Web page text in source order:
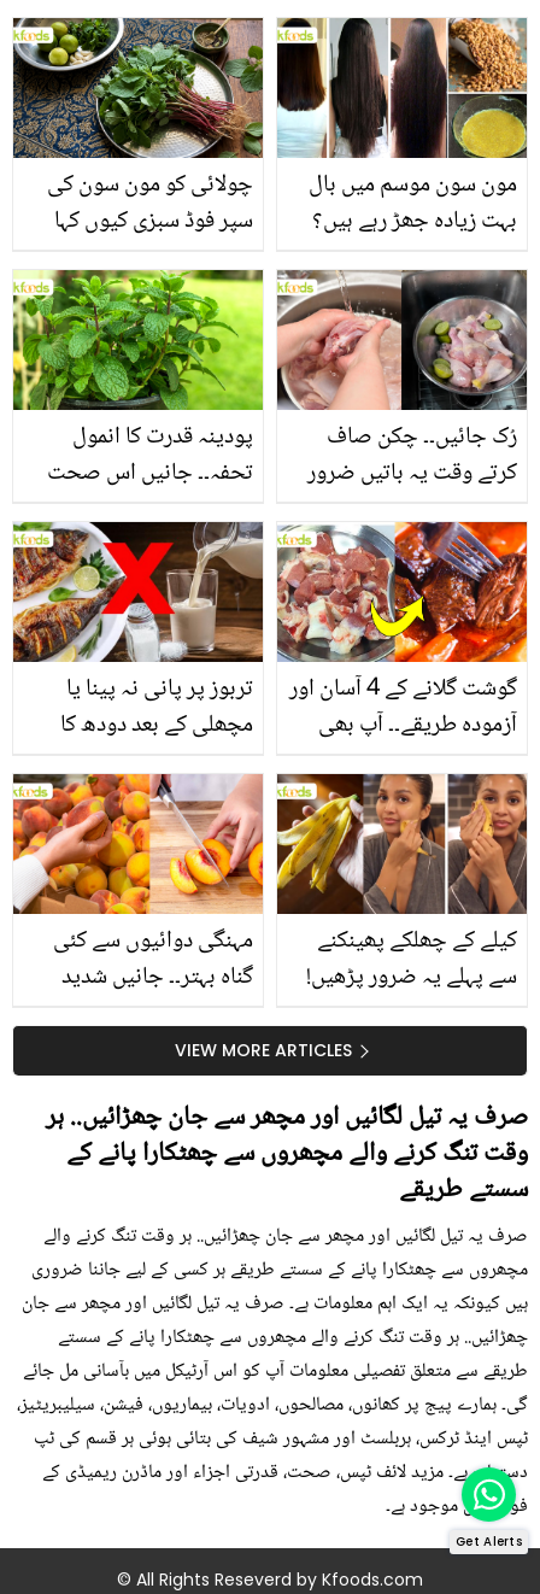
چولائی کو مون سون کی
سپر فوڈ سبزی کیوں کہا
منرلز اور اینٹی آکسیڈنٹس
سے بھرپور اس سبزی کے
فائدے
مون سون موسم میں بال
بہت زیادہ جھڑ رہے ہیں؟
بنانے کے چند قدرتی طریقے
پودینہ قدرت کا انمول
تحفہ۔۔ جانیں اس صحت
انگیز طبی فوائد
رُک جائیں۔۔ چکن صاف
کرتے وقت یہ باتیں ضرور
تربوز پر پانی نہ پینا یا
مچھلی کے بعد دودھ کا
سے متعلق غلط فہمیوں کی
حقیقت کیا ہے اور افواہ
کیا؟
گوشت گلانے کے 4 آسان اور
آزمودہ طریقے۔۔ آپ بھی
بتائے راز
مہنگی دوائیوں سے کئی
گناہ بہتر۔۔ جانیں شدید
کیوں کھانا چاہیے؟
کیلے کے چھلکے پھینکنے
سے پہلے یہ ضرور پڑھیں!
سستا اور قدرتی حلVIEW MORE ARTICLES
صرف یہ تیل لگائیں اور مچھر سے جان چھڑائیں.. ہر
وقت تنگ کرنے والے مچھروں سے چھٹکارا پانے کے
سستے طریقے
صرف یہ تیل لگائیں اور مچھر سے جان چھڑائیں.. ہر وقت تنگ کرنے والے
مچھروں سے چھٹکارا پانے کے سستے طریقے ہر کسی کے لیے جاننا ضروری
ہیں کیونکہ یہ ایک اہم معلومات ہے۔ صرف یہ تیل لگائیں اور مچھر سے جان
چھڑائیں.. ہر وقت تنگ کرنے والے مچھروں سے چھٹکارا پانے کے سستے
طریقے سے متعلق تفصیلی معلومات آپ کو اس آرٹیکل میں بآسانی مل جائے
گی۔ ہمارے پیج پر کھانوں، مصالحوں، ادویات، بیماریوں، فیشن، سیلیبریٹیز،
ٹپس اینڈ ٹرکس، ہربلسٹ اور مشہور شیف کی بتائی ہوئی ہر قسم کی ٹپ
دستیاب ہے۔ مزید لائف ٹپس، صحت، قدرتی اجزاء اور ماڈرن ریمیڈی کے
فوڈز میں موجود ہے۔
© All Rights Reseverd by Kfoods.com
Get Alerts